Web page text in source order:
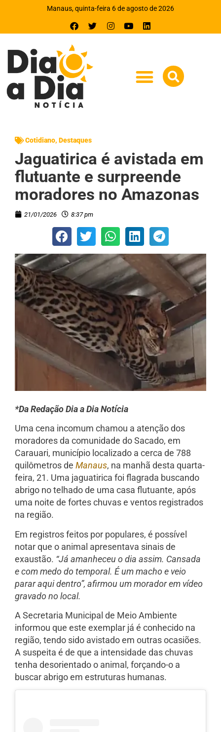
Manaus, quinta-feira 6 de agosto de 2026
Cotidiano, Destaques
Jaguatirica é avistada em
flutuante e surpreende
moradores no Amazonas
21/01/2026 8:37 pm
*Da Redação Dia a Dia Notícia
Uma cena incomum chamou a atenção dos
moradores da comunidade do Sacado, em
Carauari, município localizado a cerca de 788
quilômetros de Manaus, na manhã desta quarta-
feira, 21. Uma jaguatirica foi flagrada buscando
abrigo no telhado de uma casa flutuante, após
uma noite de fortes chuvas e ventos registrados
na região.
Em registros feitos por populares, é possível
notar que o animal apresentava sinais de
exaustão. “Já amanheceu o dia assim. Cansada
e com medo do temporal. É um macho e veio
parar aqui dentro”, afirmou um morador em vídeo
gravado no local.
A Secretaria Municipal de Meio Ambiente
informou que este exemplar já é conhecido na
região, tendo sido avistado em outras ocasiões.
A suspeita é de que a intensidade das chuvas
tenha desorientado o animal, forçando-o a
buscar abrigo em estruturas humanas.